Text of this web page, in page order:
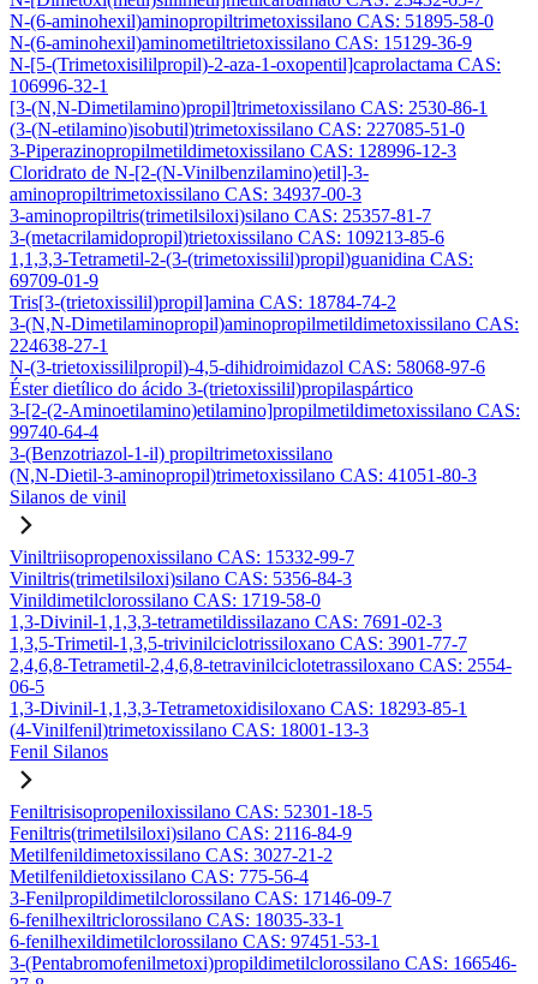
N-(6-aminohexil)aminopropiltrimetoxissilano CAS: 51895-58-0
N-(6-aminohexil)aminometiltrietoxissilano CAS: 15129-36-9
N-[5-(Trimetoxisililpropil)-2-aza-1-oxopentil]caprolactama CAS:
106996-32-1
[3-(N,N-Dimetilamino)propil]trimetoxissilano CAS: 2530-86-1
(3-(N-etilamino)isobutil)trimetoxissilano CAS: 227085-51-0
3-Piperazinopropilmetildimetoxissilano CAS: 128996-12-3
Cloridrato de N-[2-(N-Vinilbenzilamino)etil]-3-
aminopropiltrimetoxissilano CAS: 34937-00-3
3-aminopropiltris(trimetilsiloxi)silano CAS: 25357-81-7
3-(metacrilamidopropil)trietoxissilano CAS: 109213-85-6
1,1,3,3-Tetrametil-2-(3-(trimetoxissilil)propil)guanidina CAS:
69709-01-9
Tris[3-(trietoxissilil)propil]amina CAS: 18784-74-2
3-(N,N-Dimetilaminopropil)aminopropilmetildimetoxissilano CAS:
224638-27-1
N-(3-trietoxissililpropil)-4,5-dihidroimidazol CAS: 58068-97-6
Éster dietílico do ácido 3-(trietoxissilil)propilaspártico
3-[2-(2-Aminoetilamino)etilamino]propilmetildimetoxissilano CAS:
99740-64-4
3-(Benzotriazol-1-il) propiltrimetoxissilano
(N,N-Dietil-3-aminopropil)trimetoxissilano CAS: 41051-80-3
Silanos de vinil
Viniltriisopropenoxissilano CAS: 15332-99-7
Viniltris(trimetilsiloxi)silano CAS: 5356-84-3
Vinildimetilclorossilano CAS: 1719-58-0
1,3-Divinil-1,1,3,3-tetrametildissilazano CAS: 7691-02-3
1,3,5-Trimetil-1,3,5-trivinilciclotrissiloxano CAS: 3901-77-7
2,4,6,8-Tetrametil-2,4,6,8-tetravinilciclotetrassiloxano CAS: 2554-
06-5
1,3-Divinil-1,1,3,3-Tetrametoxidisiloxano CAS: 18293-85-1
(4-Vinilfenil)trimetoxissilano CAS: 18001-13-3
Fenil Silanos
Feniltrisisopropeniloxissilano CAS: 52301-18-5
Feniltris(trimetilsiloxi)silano CAS: 2116-84-9
Metilfenildimetoxissilano CAS: 3027-21-2
Metilfenildietoxissilano CAS: 775-56-4
3-Fenilpropildimetilclorossilano CAS: 17146-09-7
6-fenilhexiltriclorossilano CAS: 18035-33-1
6-fenilhexildimetilclorossilano CAS: 97451-53-1
3-(Pentabromofenilmetoxi)propildimetilclorossilano CAS: 166546-